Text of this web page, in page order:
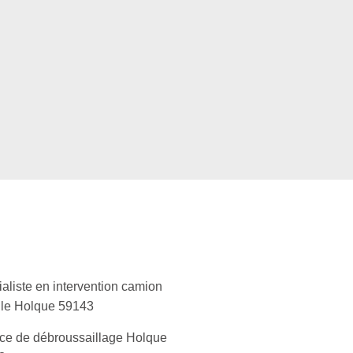
en intervention camion
Holque 59143
de débroussaillage Holque